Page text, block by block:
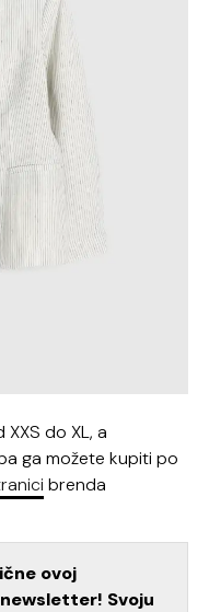
do XL, a
ga možete kupiti po
brenda
ovoj
Svoju